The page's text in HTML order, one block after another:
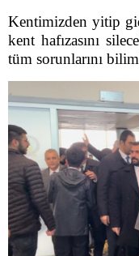
Kentimizden yitip
kent hafızasını
tüm sorunlarını